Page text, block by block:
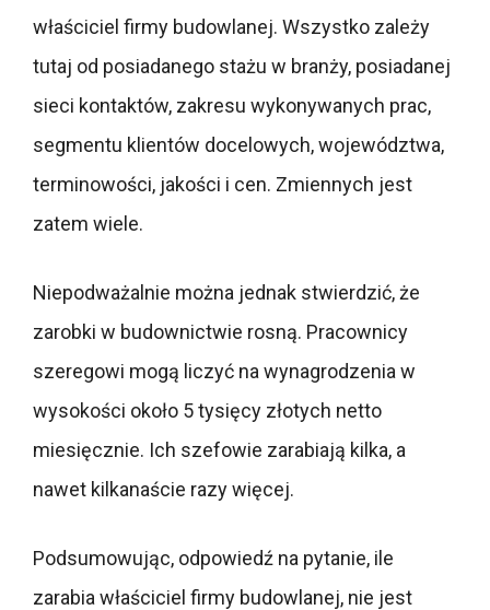
właściciel firmy budowlanej. Wszystko zależy
tutaj od posiadanego stażu w branży, posiadanej
sieci kontaktów, zakresu wykonywanych prac,
segmentu klientów docelowych, województwa,
terminowości, jakości i cen. Zmiennych jest
zatem wiele.
Niepodważalnie można jednak stwierdzić, że
zarobki w budownictwie rosną. Pracownicy
szeregowi mogą liczyć na wynagrodzenia w
wysokości około 5 tysięcy złotych netto
miesięcznie. Ich szefowie zarabiają kilka, a
nawet kilkanaście razy więcej.
Podsumowując, odpowiedź na pytanie, ile
zarabia właściciel firmy budowlanej, nie jest